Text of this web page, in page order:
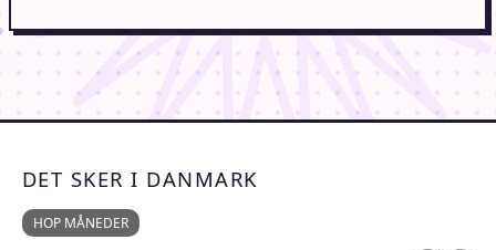
DET SKER I DANMARK
HOP MÅNEDER